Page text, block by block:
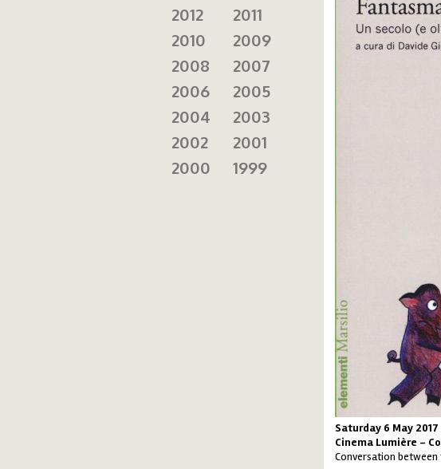
Saturday 6 May
Cinema Lumière -
Conversation between
2012
2011
2010
2009
2008
2007
2006
2005
2004
2003
2002
2001
2000
1999